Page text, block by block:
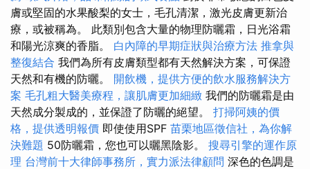
膚或堅固的水果酸梨的女士，毛孔清潔，激光皮膚更新治
療，或被稱為。 此類別包含大量的物理防曬霜，日光浴霜
和陽光涼爽的香脂。 白內障的早期症狀與治療方法 推拿與
整復結合 我們為所有皮膚類型都有天然解決方案，可保證
天然和有機的防曬。 開飲機，提供方便的飲水服務解決方
案 毛孔粗大醫美療程，讓肌膚更加細緻 我們的防曬霜是由
天然成分製成的，並保證了防曬的絕望。 打掃阿姨的價
格，提供透明報價 即使使用SPF 苗栗地區徵信社，為你解
決難題 50防曬霜，您也可以曬黑陰影。 搜尋引擎的運作原
理 台灣前十大律師事務所，實力派法律顧問 深色的色調是